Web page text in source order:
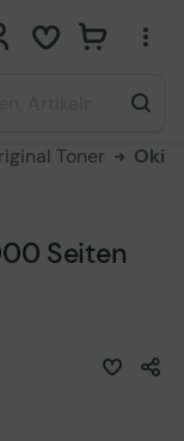
0 0
Toner Oki
Seiten